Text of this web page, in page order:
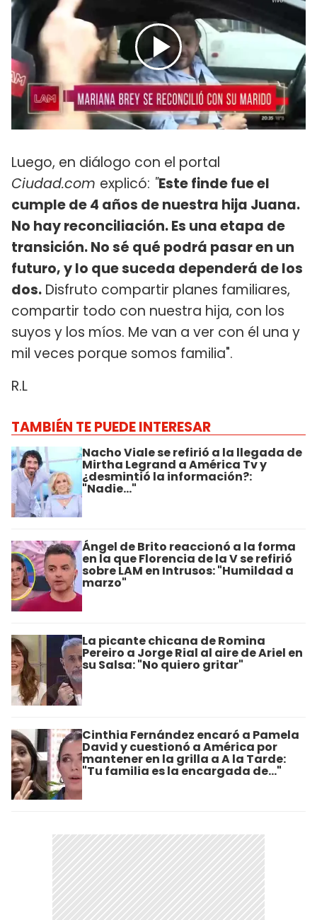
Luego, en diálogo con el portal
Ciudad.com explicó: "Este finde fue el
cumple de 4 años de nuestra hija Juana.
No hay reconciliación. Es una etapa de
transición. No sé qué podrá pasar en un
futuro, y lo que suceda dependerá de los
dos. Disfruto compartir planes familiares,
compartir todo con nuestra hija, con los
suyos y los míos. Me van a ver con él una y
mil veces porque somos familia".
R.L
TAMBIÉN TE PUEDE INTERESAR
Nacho Viale se refirió a la llegada de
Mirtha Legrand a América Tv y
¿desmintió la información?:
"Nadie..."
Ángel de Brito reaccionó a la forma
en la que Florencia de la V se refirió
sobre LAM en Intrusos: "Humildad a
marzo"
La picante chicana de Romina
Pereiro a Jorge Rial al aire de Ariel en
su Salsa: "No quiero gritar"
Cinthia Fernández encaró a Pamela
David y cuestionó a América por
mantener en la grilla a A la Tarde:
"Tu familia es la encargada de..."